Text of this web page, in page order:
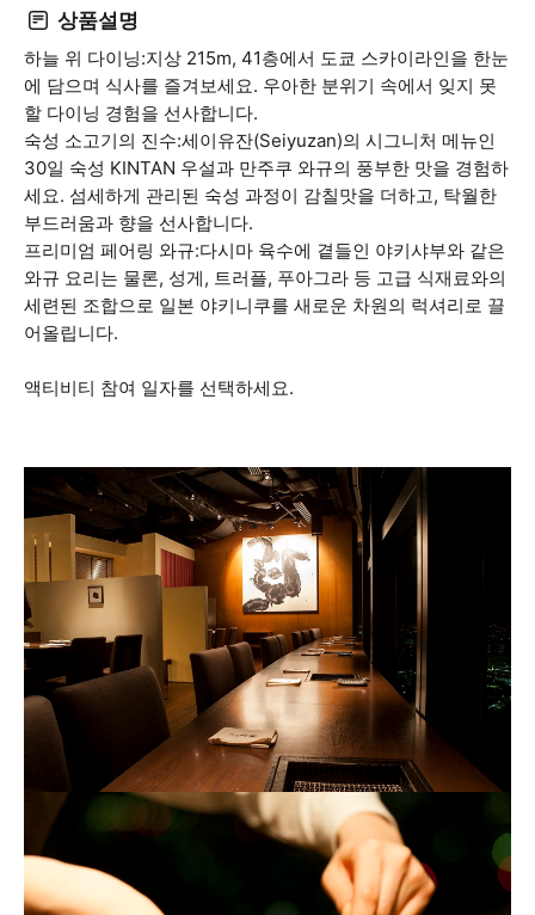
상품설명
하늘 위 다이닝:지상 215m, 41층에서 도쿄 스카이라인을 한눈
에 담으며 식사를 즐겨보세요. 우아한 분위기 속에서 잊지 못
할 다이닝 경험을 선사합니다.
숙성 소고기의 진수:세이유잔(Seiyuzan)의 시그니처 메뉴인
30일 숙성 KINTAN 우설과 만주쿠 와규의 풍부한 맛을 경험하
세요. 섬세하게 관리된 숙성 과정이 감칠맛을 더하고, 탁월한
부드러움과 향을 선사합니다.
프리미엄 페어링 와규:다시마 육수에 곁들인 야키샤부와 같은
와규 요리는 물론, 성게, 트러플, 푸아그라 등 고급 식재료와의
세련된 조합으로 일본 야키니쿠를 새로운 차원의 럭셔리로 끌
어올립니다.
액티비티 참여 일자를 선택하세요.